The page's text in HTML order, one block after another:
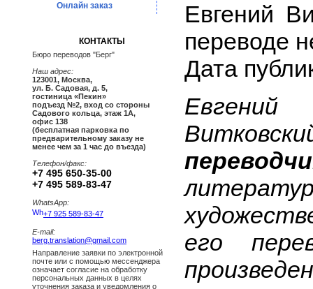
Онлайн заказ
КОНТАКТЫ
Бюро переводов "Берг"
Наш адрес:
123001, Москва,
ул. Б. Садовая, д. 5,
гостиница «Пекин»
подъезд №2, вход со стороны
Садового кольца, этаж 1А,
офис 138
(бесплатная парковка по
предварительному заказу не
менее чем за 1 час до въезда)
Телефон/факс:
+7 495 650-35-00
+7 495 589-83-47
WhatsApp:
+7 925 589-83-47
E-mail:
berg.translation@gmail.com
Направление заявки по электронной
почте или с помощью мессенджера
означает согласие на обработку
персональных данных в целях
уточнения заказа и уведомления о
Евгений
переводе
Дата
его